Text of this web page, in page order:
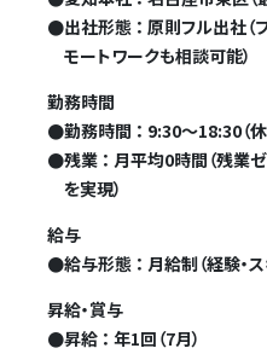
●出社形態 ： 原則フル出社
モートワークも相談可能）
勤務時間
●勤務時間 ： 9:30～18:30（
●残業 ： 月平均0時間（残業
を実現）
給与
●給与形態 ： 月給制（経験・
昇給・賞与
●昇給 ： 年1回（7月）